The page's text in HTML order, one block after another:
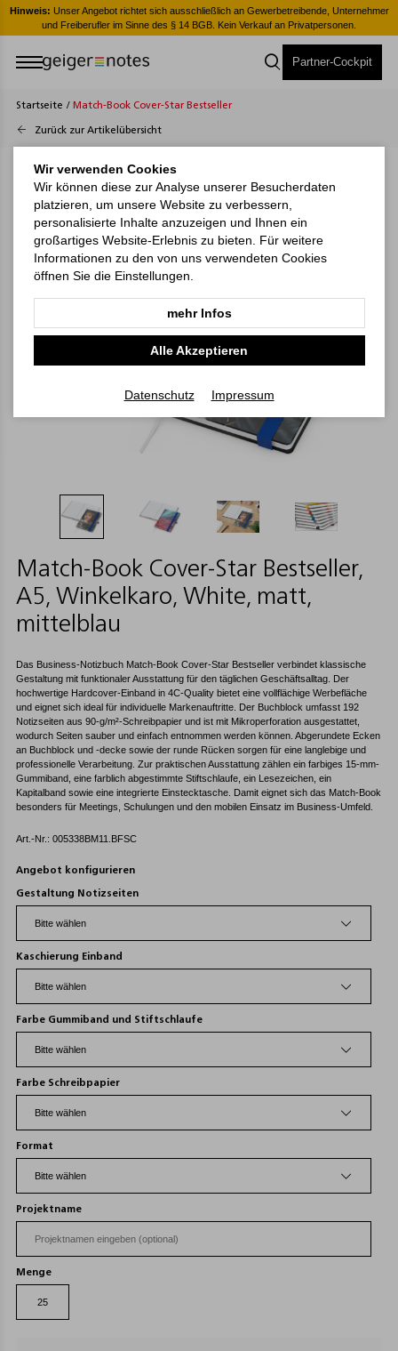
Hinweis: Unser Angebot richtet sich ausschließlich an Gewerbetreibende, Unternehmer
und Freiberufler im Sinne des § 14 BGB. Kein Verkauf an Privatpersonen.
Partner-Cockpit
Startseite / Match-Book Cover-Star Bestseller
Zurück zur Artikelübersicht
Match-Book Cover-Star Bestseller,
A5, Winkelkaro, White, matt,
mittelblau
Das Business-Notizbuch Match-Book Cover-Star Bestseller verbindet klassische
Gestaltung mit funktionaler Ausstattung für den täglichen Geschäftsalltag. Der
hochwertige Hardcover-Einband in 4C-Quality bietet eine vollflächige Werbefläche
und eignet sich ideal für individuelle Markenauftritte. Der Buchblock umfasst 192
Notizseiten aus 90-g/m²-Schreibpapier und ist mit Mikroperforation ausgestattet,
wodurch Seiten sauber und einfach entnommen werden können. Abgerundete Ecken
an Buchblock und -decke sowie der runde Rücken sorgen für eine langlebige und
professionelle Verarbeitung. Zur praktischen Ausstattung zählen ein farbiges 15-mm-
Gummiband, eine farblich abgestimmte Stiftschlaufe, ein Lesezeichen, ein
Kapitalband sowie eine integrierte Einstecktasche. Damit eignet sich das Match-Book
besonders für Meetings, Schulungen und den mobilen Einsatz im Business-Umfeld.
Art.-Nr.: 005338BM11.BFSC
Angebot konfigurieren
Gestaltung Notizseiten
Kaschierung Einband
Farbe Gummiband und Stiftschlaufe
Farbe Schreibpapier
Format
Projektname
Menge
Wir verwenden Cookies
Wir können diese zur Analyse unserer Besucherdaten
platzieren, um unsere Website zu verbessern,
personalisierte Inhalte anzuzeigen und Ihnen ein
großartiges Website-Erlebnis zu bieten. Für weitere
Informationen zu den von uns verwendeten Cookies
öffnen Sie die Einstellungen.
mehr Infos
Alle Akzeptieren
Datenschutz Impressum